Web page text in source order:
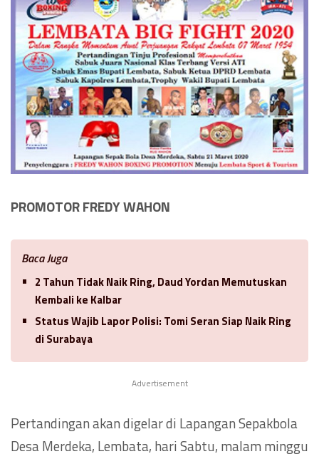
PROMOTOR FREDY WAHON
Baca Juga
2 Tahun Tidak Naik Ring, Daud Yordan Memutuskan
Kembali ke Kalbar
Status Wajib Lapor Polisi: Tomi Seran Siap Naik Ring
di Surabaya
Advertisement
Pertandingan akan digelar di Lapangan Sepakbola
Desa Merdeka, Lembata, hari Sabtu, malam minggu